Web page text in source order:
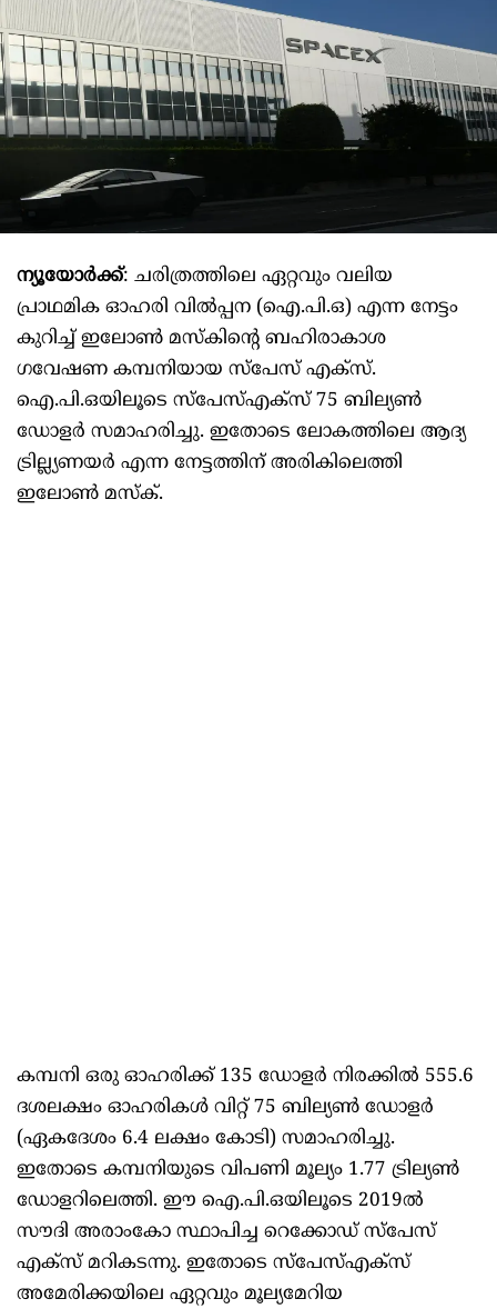
ന്യൂയോർക്ക്: ചരിത്രത്തിലെ ഏറ്റവും വലിയ
പ്രാഥമിക ഓഹരി വിൽപ്പന (ഐ.പി.ഒ) എന്ന നേട്ടം
കുറിച്ച് ഇലോൺ മസ്കിന്റെ ബഹിരാകാശ
ഗവേഷണ കമ്പനിയായ സ്പേസ് എക്സ്.
ഐ.പി.ഒയിലൂടെ സ്പേസ്‌എക്‌സ് 75 ബില്യൺ
ഡോളർ സമാഹരിച്ചു. ഇതോടെ ലോകത്തിലെ ആദ്യ
ട്രില്ല്യണയർ എന്ന നേട്ടത്തിന് അരികിലെത്തി
ഇലോൺ മസ്ക്.
കമ്പനി ഒരു ഓഹരിക്ക് 135 ഡോളർ നിരക്കിൽ 555.6
ദശലക്ഷം ഓഹരികൾ വിറ്റ് 75 ബില്യൺ ഡോളർ
(ഏകദേശം 6.4 ലക്ഷം കോടി) സമാഹരിച്ചു.
ഇതോടെ കമ്പനിയുടെ വിപണി മൂല്യം 1.77 ട്രില്യൺ
ഡോളറിലെത്തി. ഈ ഐ.പി.ഒയിലൂടെ 2019ൽ
സൗദി അരാംകോ സ്ഥാപിച്ച റെക്കോഡ് സ്പേസ്
എക്സ് മറികടന്നു. ഇതോടെ സ്‌പേസ്‌എക്‌സ്
അമേരിക്കയിലെ ഏറ്റവും മൂല്യമേറിയ